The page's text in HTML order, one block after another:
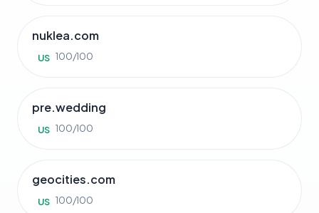
nuklea.com
US 100/100
pre.wedding
US 100/100
geocities.com
US 100/100